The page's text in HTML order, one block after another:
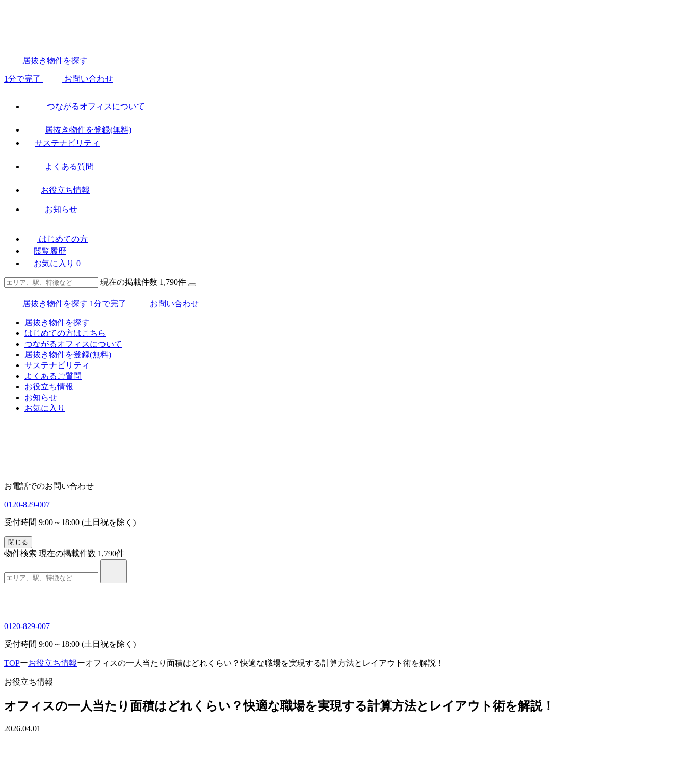
居抜き物件を探す
1分で完了 お問い合わせ
つながるオフィスについて
居抜き物件を登録(無料)
サステナビリティ
よくある質問
お役立ち情報
お知らせ
はじめての方
閲覧履歴
お気に入り 0
現在の掲載件数 1,790件
居抜き物件を探す 1分で完了 お問い合わせ
居抜き物件を探す
はじめての方はこちら
つながるオフィスについて
居抜き物件を登録(無料)
サステナビリティ
よくあるご質問
お役立ち情報
お知らせ
お気に入り
お電話でのお問い合わせ
0120-829-007
受付時間 9:00～18:00 (土日祝を除く)
閉じる
物件検索 現在の掲載件数 1,790件
0120-829-007
受付時間 9:00～18:00 (土日祝を除く)
TOPーお役立ち情報ーオフィスの一人当たり面積はどれくらい？快適な職場を実現する計算方法とレイアウト術を解説！
お役立ち情報
オフィスの一人当たり面積はどれくらい？快適な職場を実現する計算方法とレイアウト術を解説！
2026.04.01